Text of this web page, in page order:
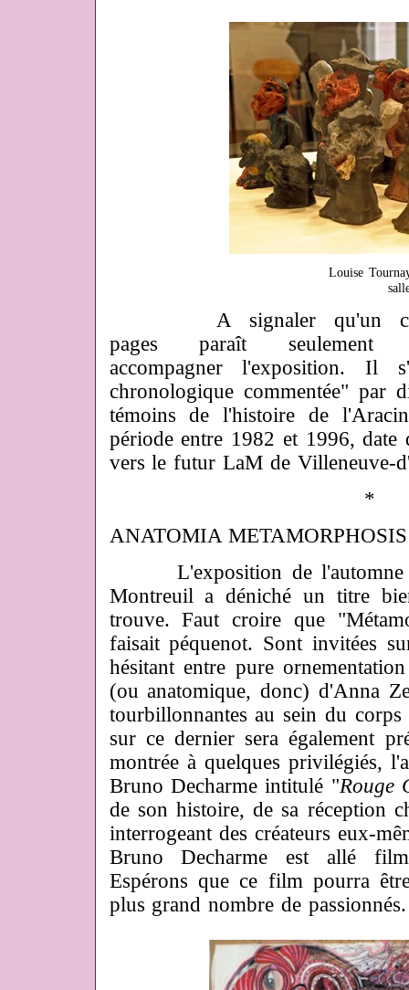
Louise
A signaler qu'un
pages paraît
accompagner l'exposition. Il
chronologique commentée" par
témoins de l'histoire de
période entre 1982 et 1996,
vers le futur LaM de Villeneuve-
*
ANATOMIA METAMORPHOSIS
L'exposition de l'automne
Montreuil a déniché un titre
trouve. Faut croire que
faisait péquenot. Sont invitées
hésitant entre pure
(ou anatomique, donc) d'Anna
tourbillonnantes au sein du
sur ce dernier sera également
montrée à quelques privilégiés,
Bruno Decharme intitulé "Rouge
de son histoire, de sa réception
interrogeant des créateurs eux-
Bruno Decharme est allé
Espérons que ce film pourra
plus grand nombre de passionnés.